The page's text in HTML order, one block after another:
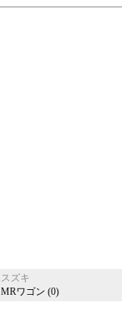
スズキ
MRワゴン (0)